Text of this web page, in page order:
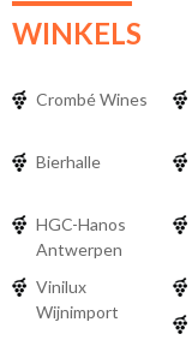
WINKELS
Crombé Wines
Bierhalle
HGC-Hanos
Antwerpen
Vinilux
Wijnimport